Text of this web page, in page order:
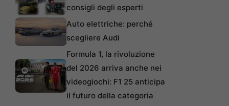
consigli degli esperti
Auto elettriche: perché
scegliere Audi
Formula 1, la rivoluzione
del 2026 arriva anche nei
videogiochi: F1 25 anticipa
il futuro della categoria